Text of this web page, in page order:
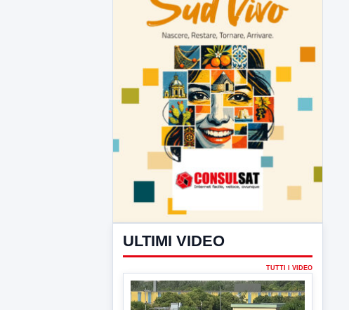
ULTIMI VIDEO
TUTTI I VIDEO